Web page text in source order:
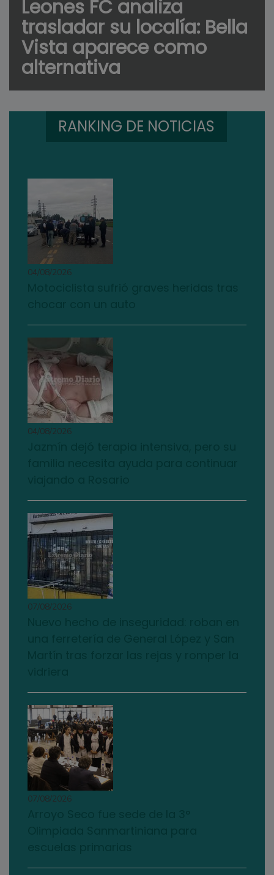
Leones FC analiza
trasladar su localía: Bella
Vista aparece como
alternativa
RANKING DE NOTICIAS
04/08/2026
04/08/2026
07/08/2026
07/08/2026